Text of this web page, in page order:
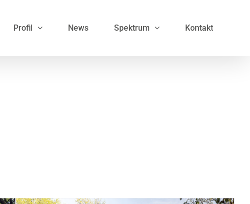
Profil News Spektrum Kontakt